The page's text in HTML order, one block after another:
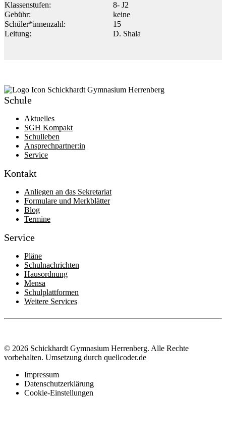
Klassenstufen:
8- J2
Gebühr:
keine
Schüler*innenzahl:
15
Leitung:
D. Shala
Schule
Aktuelles
SGH Kompakt
Schulleben
Ansprechpartner:in
Service
Kontakt
Anliegen an das Sekretariat
Formulare und Merkblätter
Blog
Termine
Service
Pläne
Schulnachrichten
Hausordnung
Mensa
Schulplattformen
Weitere Services
© 2026 Schickhardt Gymnasium Herrenberg. Alle Rechte
vorbehalten. Umsetzung durch quellcoder.de
Impressum
Datenschutzerklärung
Cookie-Einstellungen